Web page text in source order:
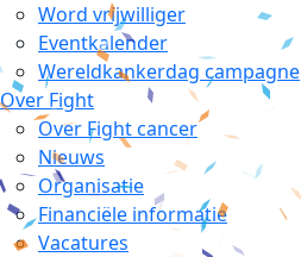
Word vrijwilliger
Eventkalender
Wereldkankerdag campagne
Over Fight
Over Fight cancer
Nieuws
Organisatie
Financiële informatie
Vacatures